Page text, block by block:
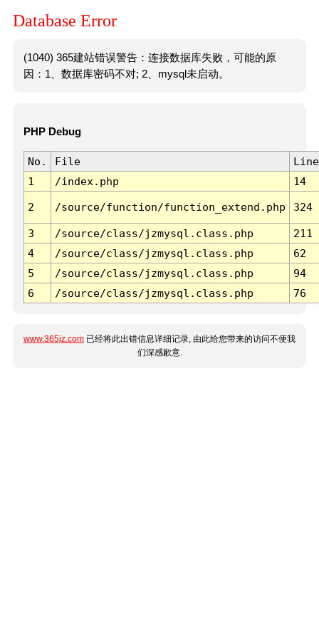
Database Error
(1040) 365建站错误警告：连接数据库失败，可能的原
因：1、数据库密码不对; 2、mysql未启动。
PHP Debug
No. File
Line
1
/index.php 14
2 /source/function/function_extend.php 324
3 /source/class/jzmysql.class.php
211
4
/source/class/jzmysql.class.php
62
5
/source/class/jzmysql.class.php
94
6
/source/class/jzmysql.class.php 76
www.365jz.com 已经将此出错信息详细记录, 由此给您带来的访问不便我
们深感歉意.